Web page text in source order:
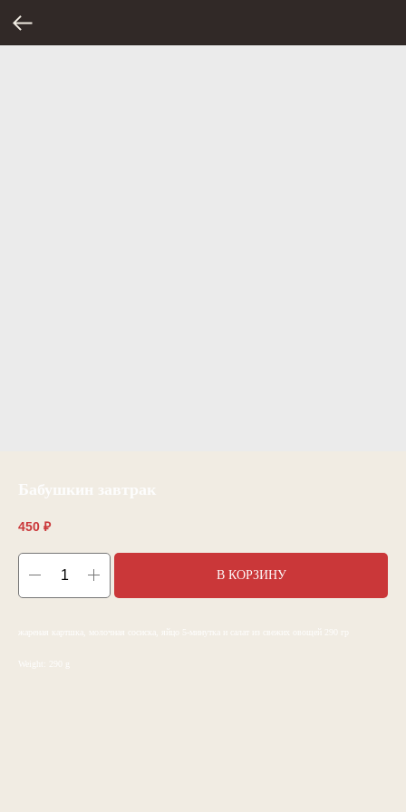
Бабушкин завтрак
450 ₽
В КОРЗИНУ
жареная картшка, молочная сосиска, яйцо 5-минутка и салат из свежих овощей 290 гр
Weight: 290 g